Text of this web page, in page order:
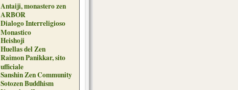
Antaiji, monastero zen
ARBOR
Dialogo Interreligioso
Monastico
Heishoji
Huellas del Zen
Raimon Panikkar, sito
ufficiale
Sanshin Zen Community
Sotozen Buddhism